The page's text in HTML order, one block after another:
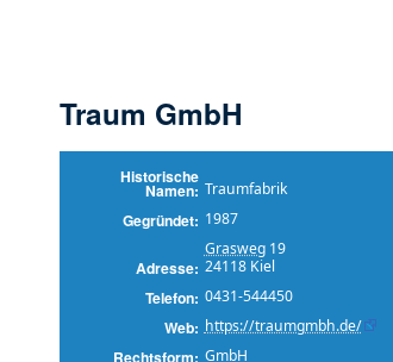
Traum GmbH
Historische
Namen Traumfabrik
Gegründet 1987
Adresse
Grasweg19
24118 Kiel
Telefon 0431-544450
Web https://traumgmbh.de/
Rechtsform GmbH